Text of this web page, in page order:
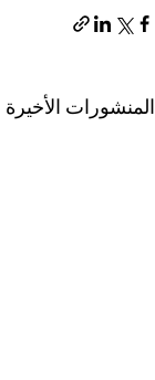
المنشورات الأخيرة